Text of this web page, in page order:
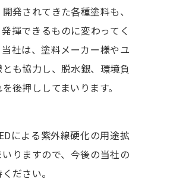
発されてきた各種塗料も、
揮できるものに変わってく
社は、塗料メーカー様やユ
も協力し、脱水銀、環境負
後押ししてまいります。
による紫外線硬化の用途拡
りますので、今後の当社の
ださい。